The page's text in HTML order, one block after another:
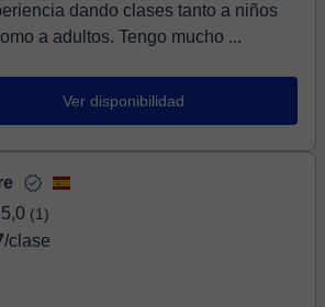
dando clases tanto a niños
como a adultos. Tengo mucho ...
Ver disponibilidad
5,0 (1)
/clase